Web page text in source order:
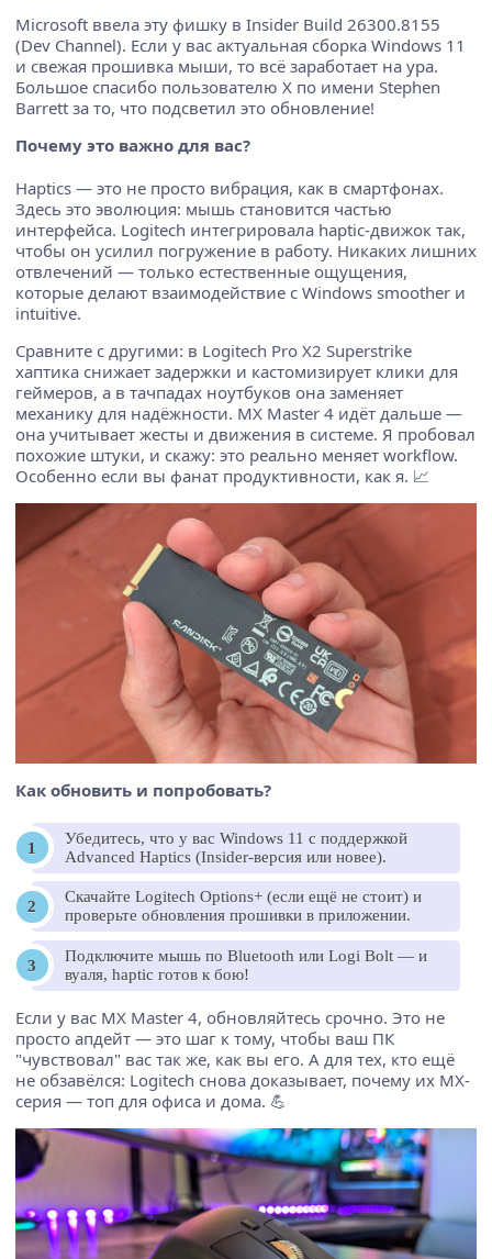
Microsoft ввела эту фишку в Insider Build 26300.8155
(Dev Channel). Если у вас актуальная сборка Windows 11
и свежая прошивка мыши, то всё заработает на ура.
Большое спасибо пользователю X по имени Stephen
Barrett за то, что подсветил это обновление!
Почему это важно для вас?
Haptics — это не просто вибрация, как в смартфонах.
Здесь это эволюция: мышь становится частью
интерфейса. Logitech интегрировала haptic-движок так,
чтобы он усилил погружение в работу. Никаких лишних
отвлечений — только естественные ощущения,
которые делают взаимодействие с Windows smoother и
intuitive.
Сравните с другими: в Logitech Pro X2 Superstrike
хаптика снижает задержки и кастомизирует клики для
геймеров, а в тачпадах ноутбуков она заменяет
механику для надёжности. MX Master 4 идёт дальше —
она учитывает жесты и движения в системе. Я пробовал
похожие штуки, и скажу: это реально меняет workflow.
Особенно если вы фанат продуктивности, как я. 📈
Как обновить и попробовать?
Убедитесь, что у вас Windows 11 с поддержкой
Advanced Haptics (Insider-версия или новее).
Скачайте Logitech Options+ (если ещё не стоит) и
проверьте обновления прошивки в приложении.
Подключите мышь по Bluetooth или Logi Bolt — и
вуаля, haptic готов к бою!
Если у вас MX Master 4, обновляйтесь срочно. Это не
просто апдейт — это шаг к тому, чтобы ваш ПК
"чувствовал" вас так же, как вы его. А для тех, кто ещё
не обзавёлся: Logitech снова доказывает, почему их MX-
серия — топ для офиса и дома. 💪